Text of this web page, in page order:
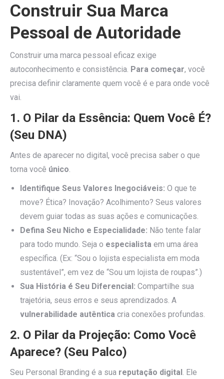
Construir Sua Marca
Pessoal de Autoridade
Construir uma marca pessoal eficaz exige
autoconhecimento e consistência. Para começar, você
precisa definir claramente quem você é e para onde você
vai.
1. O Pilar da Essência: Quem Você É?
(Seu DNA)
Antes de aparecer no digital, você precisa saber o que
torna você único.
Identifique Seus Valores Inegociáveis: O que te
move? Ética? Inovação? Acolhimento? Seus valores
devem guiar todas as suas ações e comunicações.
Defina Seu Nicho e Especialidade: Não tente falar
para todo mundo. Seja o especialista em uma área
específica. (Ex: “Sou o lojista especialista em moda
sustentável”, em vez de “Sou um lojista de roupas”.)
Sua História é Seu Diferencial: Compartilhe sua
trajetória, seus erros e seus aprendizados. A
vulnerabilidade autêntica cria conexões profundas.
2. O Pilar da Projeção: Como Você
Aparece? (Seu Palco)
Seu Personal Branding é a sua reputação digital. Ele